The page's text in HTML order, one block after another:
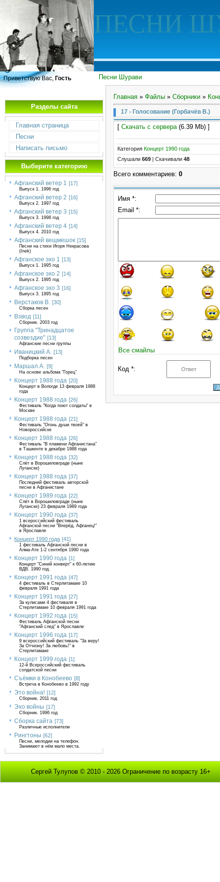
ПЕСНИ
Песни Шурави
Приветствую Вас, Гость
Разделы сайта
Главная страница
Песни
Написать письмо
Выберите категорию
Афганский ветер 1 [17]
Выпуск 1. 1996 год
Афганский ветер 2 [16]
Выпуск 2. 1997 год
Афганский ветер 3 [15]
Выпуск 3. 1998 год
Афганский ветер 4 [14]
Выпуск 4. 2010 год
Афганский вещмешок [15]
Песни на стихи Игоря Некрасова
(Inek)
Афганское эхо 1 [13]
Выпуск 1. 1995 год
Афганское эхо 2 [14]
Выпуск 2. 1995 год
Афганское эхо 3 [16]
Выпуск 3. 1995 год
Верстаков В. [30]
Сборка песен
Взвод [11]
Сборник. 2003 год
Группа "Тринадцатое
созвездие" [13]
Афганские песни группы
Иваницкий А. [13]
Подборка песен
Маршал А. [9]
На основе альбома "Горец"
Концерт 1988 года [20]
Концерт в Вологде 13 февраля 1988
года
Концерт 1988 года [26]
Фестиваль "Когда поют солдаты" в
Москве
Концерт 1988 года [21]
Фестиваль "Огонь души твоей" в
Новороссийске
Концерт 1988 года [26]
Фестиваль "В пламени Афганистана"
в Ташкенте в декабре 1988 года
Концерт 1988 года [32]
Слёт в Ворошиловграде (ныне
Луганске)
Концерт 1988 года [37]
Последний фестиваль авторской
песни в Афганистане
Концерт 1989 года [22]
Слёт в Ворошиловграде (ныне
Луганске) 23 февраля 1989 года
Концерт 1990 года [37]
1 всероссийский фестиваль
Афганской песни "Вперёд, Афганец!"
в Ярославле
Концерт 1990 года [41]
1 фестиваль Афганской песни в
Алма-Ате 1-2 сентября 1990 года
Концерт 1990 года [1]
Концерт "Синий конверт" к 60-летию
ВДВ. 1990 год.
Концерт 1991 года [47]
4 фестиваль в Стерлитамаке 10
февраля 1991 года
Концерт 1991 года [27]
За кулисами 4 фестиваля в
Стерлитамаке 10 февраля 1991 года
Концерт 1992 года [15]
Фестиваль Афганской песни
"Афганский след" в Ярославле
Концерт 1996 года [17]
9 всероссийский фестиваль "За веру!
За Отчизну! За любовь!" в
Стерлитамаке
Концерт 1999 года [1]
12-й Всероссийский фестиваль
солдатской песни
Съёмки в Конобеево [8]
Встреча в Конобеево в 1992 году
Это война! [12]
Сборник, 2011 год
Эхо войны [17]
Сборник. 1996 год
Сборка сайта [73]
Различные исполнители
Рингтоны [62]
Песни, мелодии на телефон.
Занимают в нём мало места.
Главная » Файлы » Сборники »
17 - Голосование (Горбачёв В.)
[ Скачать с сервера(6.39 Mb) ]
Категория Концерт 1990 года
Слушали 669 Скачивали 48
Всего комментариев: 0
Имя *:
Email *:
Все смайлы
Код *:
Сергей Тулупов © 2010 - 2026 Ограничение по возрасту 16+